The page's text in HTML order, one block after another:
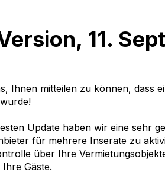
11.
Ihnen mitteilen zu können, dass
Update haben wir eine sehr
für mehrere Inserate zu
über Ihre
Gäste.